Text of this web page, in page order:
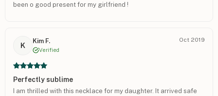
been o good present for my girlfriend !
K
Kim F.
Verified
Oct 2019
Perfectly sublime
I am thrilled with this necklace for my daughter. It arrived safe